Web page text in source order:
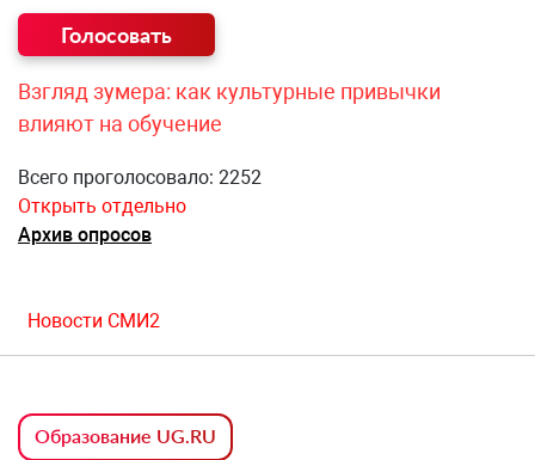
Взгляд зумера: как культурные привычки
влияют на обучение
Всего проголосовало: 2252
Открыть отдельно
Архив опросов
Новости СМИ2
Образование UG.RU